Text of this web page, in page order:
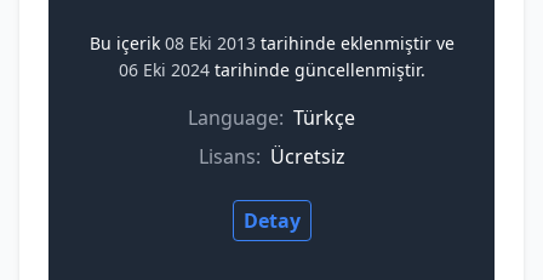
Bu içerik 08 Eki 2013 tarihinde eklenmiştir ve
06 Eki 2024 tarihinde güncellenmiştir.
Language: Türkçe
Lisans: Ücretsiz
Detay